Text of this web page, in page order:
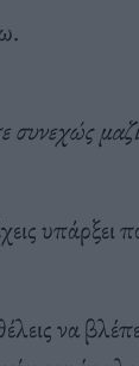
συνεχώς
υπάρξει
να